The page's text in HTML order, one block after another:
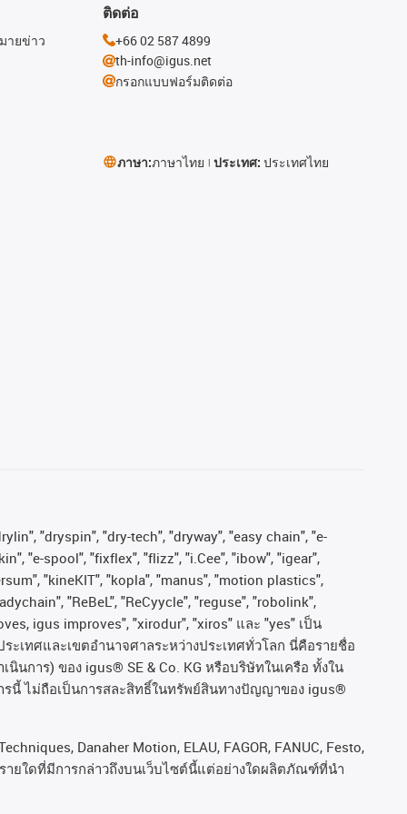
ายข่าว
ติดต่อ
+66 02 587 4899
th-info@igus.net
กรอกแบบฟอร์มติดต่อ
ภาษา:ภาษาไทย ประเทศ: ประเทศไทย
"dryspin", "dry-tech", "dryway", "easy chain", "e-
"e-spool", "fixflex", "flizz", "i.Cee", "ibow", "igear",
"kineKIT", "kopla", "manus", "motion plastics",
"ReBeL", "ReCyycle", "reguse", "robolink",
igus improves", "xirodur", "xiros" และ "yes" เป็น
ะเทศและเขตอํานาจศาลระหว่างประเทศทั่วโลก นี่คือรายชื่อ
นินการ) ของ igus® SE & Co. KG หรือบริษัทในเครือ ทั้งใน
รนี้ไม่ถือเป็นการสละสิทธิ์ในทรัพย์สินทางปัญญาของ igus®
Danaher Motion, ELAU, FAGOR, FANUC, Festo,
รายใดที่มีการกล่าวถึงบนเว็บไซต์นี้แต่อย่างใดผลิตภัณฑ์ที่นํา